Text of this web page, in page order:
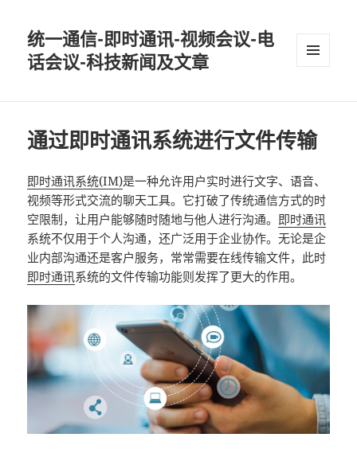
统一通信-即时通讯-视频会议-电
话会议-科技新闻及文章
通过即时通讯系统进行文件传输
即时通讯系统(IM)是一种允许用户实时进行文字、语音、
视频等形式交流的聊天工具。它打破了传统通信方式的时
空限制，让用户能够随时随地与他人进行沟通。 即时通讯
系统不仅用于个人沟通，还广泛用于企业协作。无论是企
业内部沟通还是客户服务，常常需要在线传输文件，此时
即时通讯系统的文件传输功能则发挥了更大的作用。